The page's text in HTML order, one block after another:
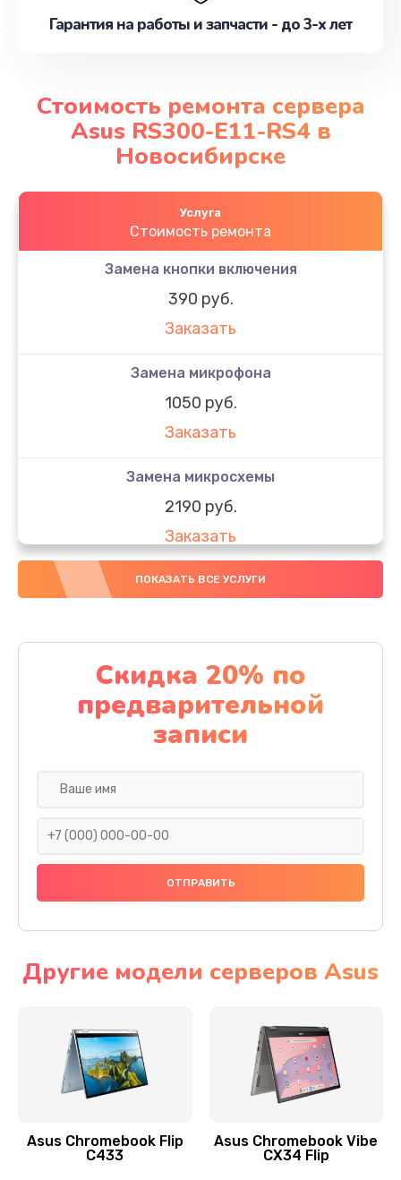
Гарантия на работы и запчасти - до 3-х лет
Стоимость ремонта сервера
Asus RS300-E11-RS4 в
Новосибирске
Услуга
Стоимость ремонта
Замена кнопки включения
390 руб.
Заказать
Замена микрофона
1050 руб.
Заказать
Замена микросхемы
2190 руб.
Заказать
Замена передней камеры
Заказать
Замена полифонического динамика
390 руб.
Заказать
Сбор/Разбор
Замена кнопки Home (домой)
ПОКАЗАТЬ ВСЕ УСЛУГИ
Скидка 20% по
предварительной
записи
Другие модели серверов Asus
Asus Chromebook Flip
C433
Asus Chromebook Vibe
CX34 Flip